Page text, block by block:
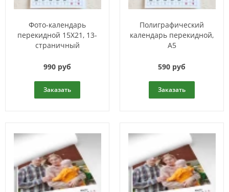
Фото-календарь
перекидной 15Х21, 13-
страничный
990 руб
Заказать
Полиграфический
календарь перекидной,
А5
590 руб
Заказать